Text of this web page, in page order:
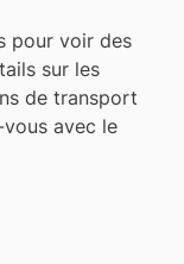
pour voir des
sur les
de transport
avec le